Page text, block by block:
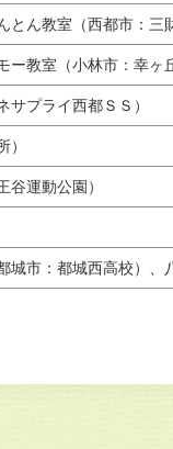
ん教室（西都市：三
教室（小林市：幸ヶ
プライ西都ＳＳ）
谷運動公園）
市：都城西高校）、